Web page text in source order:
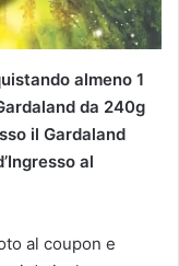
almeno 1
da 240g
il Gardaland
al
al coupon e